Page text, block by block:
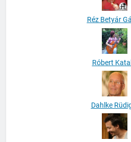
Réz Betyár
Róbert
Dahlke